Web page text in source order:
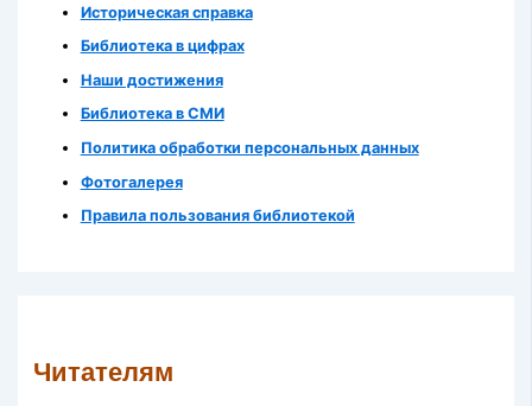
Историческая справка
Библиотека в цифрах
Наши достижения
Библиотека в СМИ
Политика обработки персональных данных
Фотогалерея
Правила пользования библиотекой
Читателям